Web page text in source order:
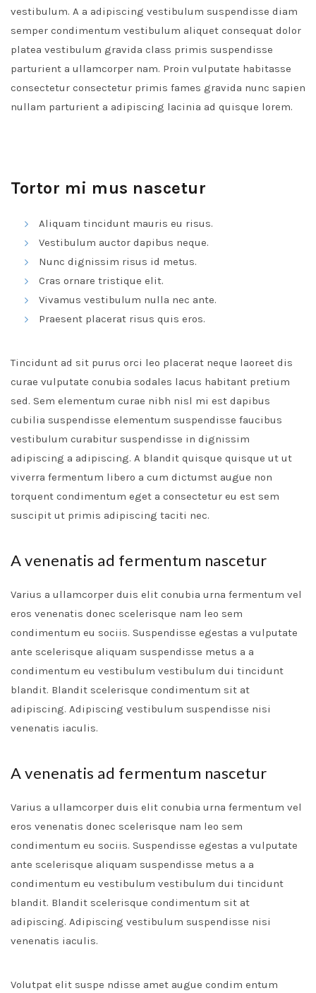
vestibulum. A a adipiscing vestibulum suspendisse diam
semper condimentum vestibulum aliquet consequat dolor
platea vestibulum gravida class primis suspendisse
parturient a ullamcorper nam. Proin vulputate habitasse
consectetur consectetur primis fames gravida nunc sapien
nullam parturient a adipiscing lacinia ad quisque lorem.
Tortor mi mus nascetur
Aliquam tincidunt mauris eu risus.
Vestibulum auctor dapibus neque.
Nunc dignissim risus id metus.
Cras ornare tristique elit.
Vivamus vestibulum nulla nec ante.
Praesent placerat risus quis eros.
Tincidunt ad sit purus orci leo placerat neque laoreet dis
curae vulputate conubia sodales lacus habitant pretium
sed. Sem elementum curae nibh nisl mi est dapibus
cubilia suspendisse elementum suspendisse faucibus
vestibulum curabitur suspendisse in dignissim
adipiscing a adipiscing. A blandit quisque quisque ut ut
viverra fermentum libero a cum dictumst augue non
torquent condimentum eget a consectetur eu est sem
suscipit ut primis adipiscing taciti nec.
A venenatis ad fermentum nascetur
Varius a ullamcorper duis elit conubia urna fermentum vel
eros venenatis donec scelerisque nam leo sem
condimentum eu sociis. Suspendisse egestas a vulputate
ante scelerisque aliquam suspendisse metus a a
condimentum eu vestibulum vestibulum dui tincidunt
blandit. Blandit scelerisque condimentum sit at
adipiscing. Adipiscing vestibulum suspendisse nisi
venenatis iaculis.
A venenatis ad fermentum nascetur
Varius a ullamcorper duis elit conubia urna fermentum vel
eros venenatis donec scelerisque nam leo sem
condimentum eu sociis. Suspendisse egestas a vulputate
ante scelerisque aliquam suspendisse metus a a
condimentum eu vestibulum vestibulum dui tincidunt
blandit. Blandit scelerisque condimentum sit at
adipiscing. Adipiscing vestibulum suspendisse nisi
venenatis iaculis.
Volutpat elit suspe ndisse amet augue condim entum